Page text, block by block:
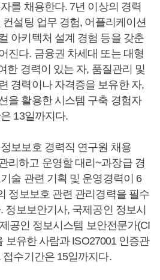
를 채용한다. 7년 이상의 경력
설팅 업무 경험, 어플리케이션
아키텍처 설계 경험 등을 갖춘
진다. 금융권 차세대 또는 대형
한 경력이 있는 자, 품질관리 및
경력이나 자격증을 보유한 자,
을 활용한 시스템 구축 경험자
13일까지다.
보보호 경력직 연구원 채용
리하고 운영할 대리~과장급 경
술 관련 기획 및 운영경력이 6
정보보호 관련 관리경력을 필수
정보보안기사, 국제공인 정보시
공인 정보시스템 보안전문가(CI
보유한 사람과 ISO27001 인증관
수기간은 15일까지다.